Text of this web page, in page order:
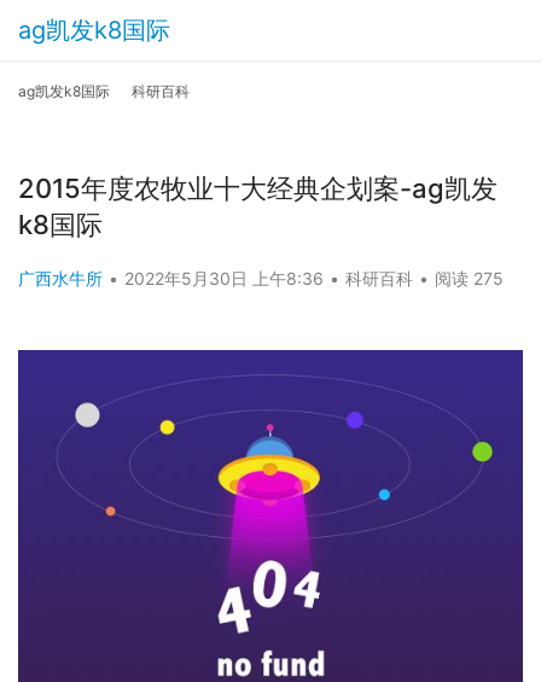
ag凯发k8国际
ag凯发k8国际 科研百科
2015年度农牧业十大经典企划案-ag凯发
k8国际
广西水牛所 • 2022年5月30日 上午8:36 • 科研百科 • 阅读 275